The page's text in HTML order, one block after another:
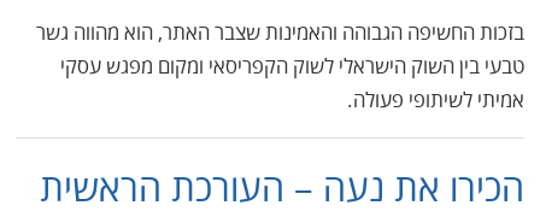
בזכות החשיפה הגבוהה והאמינות שצבר האתר, הוא מהווה גשר
טבעי בין השוק הישראלי לשוק הקפריסאי ומקום מפגש עסקי
אמיתי לשיתופי פעולה.
הכירו את נעה – העורכת הראשית